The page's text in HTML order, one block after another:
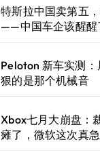
特斯拉中国卖第五
——中国车企该醒醒
Peloton 新车实测
狠的是那个机械音
Xbox七月大崩盘：
瘫了，微软这次真